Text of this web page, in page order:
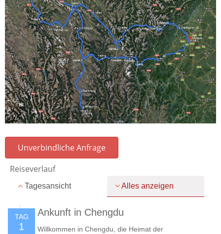
Unverbindliche Anfrage
Reiseverlauf
Tagesansicht Alles anzeigen
TAG
1
Ankunft in Chengdu
Willkommen in Chengdu, die Heimat der